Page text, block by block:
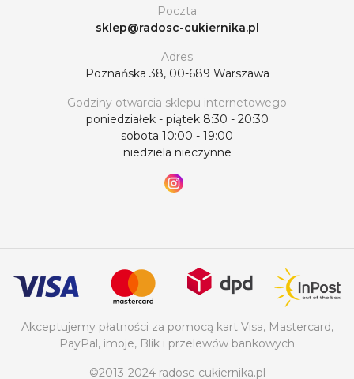
Poczta
sklep@radosc-cukiernika.pl
Adres
Poznańska 38, 00-689 Warszawa
Godziny otwarcia sklepu internetowego
poniedziałek - piątek 8:30 - 20:30
sobota 10:00 - 19:00
niedziela nieczynne
Akceptujemy płatności za pomocą kart Visa, Mastercard,
PayPal, imoje, Blik i przelewów bankowych
©2013-2024 radosc-cukiernika.pl